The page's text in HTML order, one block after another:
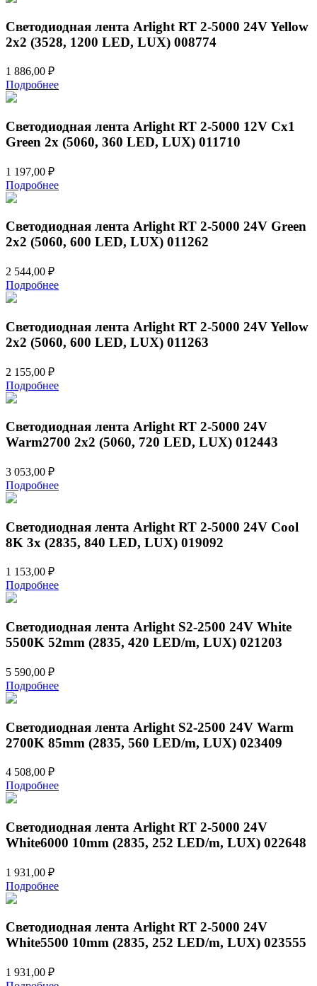
Светодиодная лента Arlight RT 2-5000 24V Yellow
2x2 (3528, 1200 LED, LUX) 008774
1 886,00 ₽
Подробнее
Светодиодная лента Arlight RT 2-5000 12V Cx1
Green 2x (5060, 360 LED, LUX) 011710
1 197,00 ₽
Подробнее
Светодиодная лента Arlight RT 2-5000 24V Green
2x2 (5060, 600 LED, LUX) 011262
2 544,00 ₽
Подробнее
Светодиодная лента Arlight RT 2-5000 24V Yellow
2x2 (5060, 600 LED, LUX) 011263
2 155,00 ₽
Подробнее
Светодиодная лента Arlight RT 2-5000 24V
Warm2700 2x2 (5060, 720 LED, LUX) 012443
3 053,00 ₽
Подробнее
Светодиодная лента Arlight RT 2-5000 24V Cool
8K 3x (2835, 840 LED, LUX) 019092
1 153,00 ₽
Подробнее
Светодиодная лента Arlight S2-2500 24V White
5500K 52mm (2835, 420 LED/m, LUX) 021203
5 590,00 ₽
Подробнее
Светодиодная лента Arlight S2-2500 24V Warm
2700K 85mm (2835, 560 LED/m, LUX) 023409
4 508,00 ₽
Подробнее
Светодиодная лента Arlight RT 2-5000 24V
White6000 10mm (2835, 252 LED/m, LUX) 022648
1 931,00 ₽
Подробнее
Светодиодная лента Arlight RT 2-5000 24V
White5500 10mm (2835, 252 LED/m, LUX) 023555
1 931,00 ₽